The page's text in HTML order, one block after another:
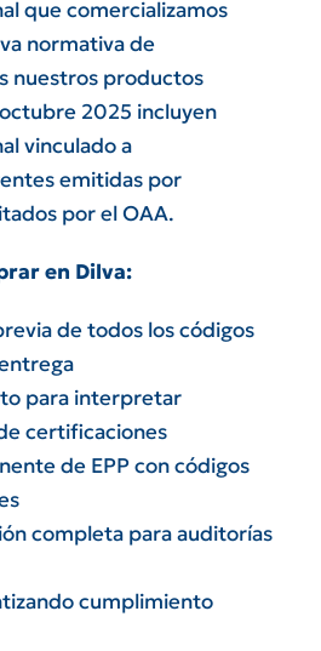
que comercializamos
normativa de
nuestros productos
2025 incluyen
vinculado a
emitidas por
por el OAA.
en Dilva:
de todos los códigos
para interpretar
certificaciones
de EPP con códigos
completa para auditorías
cumplimiento